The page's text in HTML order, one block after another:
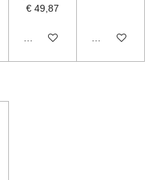
de hoogte
€ 49,87
Houd mij op de hoogteHoud mij op de